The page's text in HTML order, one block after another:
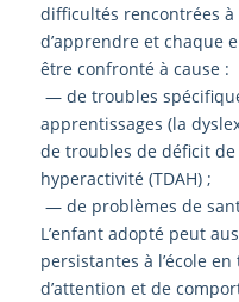
difficultés rencontrées à
d’apprendre et chaque
être confronté à cause :
— de troubles
apprentissages (la
de troubles de déficit de
hyperactivité (TDAH) ;
— de problèmes de
L’enfant adopté peut
persistantes à l’école en
d’attention et de